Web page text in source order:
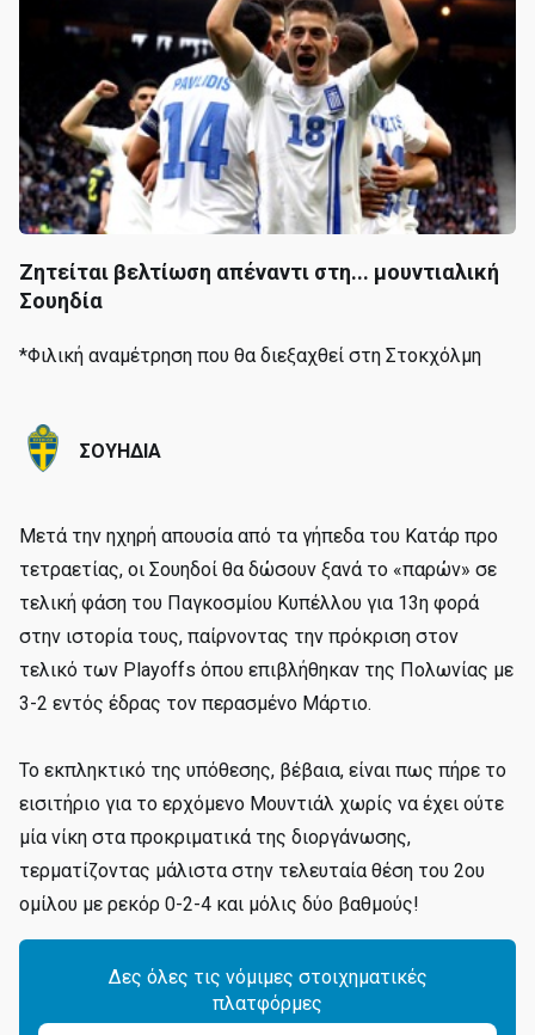
Ζητείται βελτίωση απέναντι στη... μουντιαλική
Σουηδία
*Φιλική αναμέτρηση που θα διεξαχθεί στη Στοκχόλμη
ΣΟΥΗΔΙΑ
Mετά την ηχηρή απουσία από τα γήπεδα του Κατάρ προ
τετραετίας, οι Σουηδοί θα δώσουν ξανά το «παρών» σε
τελική φάση του Παγκοσμίου Κυπέλλου για 13η φορά
στην ιστορία τους, παίρνοντας την πρόκριση στον
τελικό των Playoffs όπου επιβλήθηκαν της Πολωνίας με
3-2 εντός έδρας τον περασμένο Μάρτιο.
Το εκπληκτικό της υπόθεσης, βέβαια, είναι πως πήρε το
εισιτήριο για το ερχόμενο Μουντιάλ χωρίς να έχει ούτε
μία νίκη στα προκριματικά της διοργάνωσης,
τερματίζοντας μάλιστα στην τελευταία θέση του 2ου
ομίλου με ρεκόρ 0-2-4 και μόλις δύο βαθμούς!
Δες όλες τις νόμιμες στοιχηματικές
πλατφόρμες